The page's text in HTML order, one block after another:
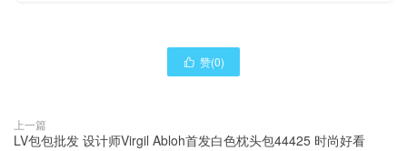
 赞(0)
上一篇
LV包包批发 设计师Virgil Abloh首发白色枕头包44425 时尚好看